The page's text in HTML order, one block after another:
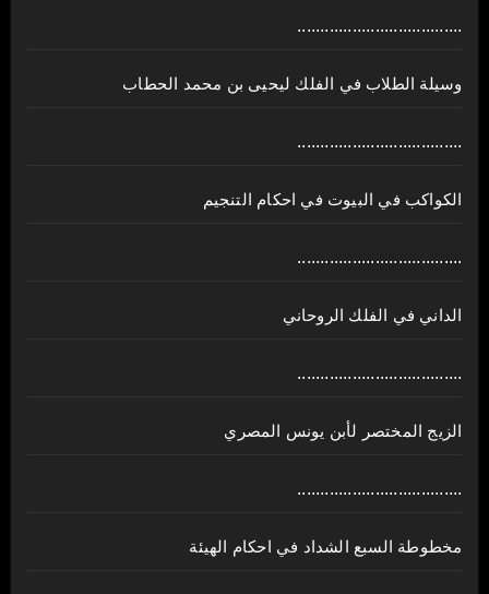
....................................
وسيلة الطلاب في الفلك ليحيى بن محمد الحطاب
....................................
الكواكب في البيوت في احكام التنجيم
....................................
الداني في الفلك الروحاني
....................................
الزيج المختصر لأبن يونس المصري
....................................
مخطوطة السبع الشداد في احكام الهيئة